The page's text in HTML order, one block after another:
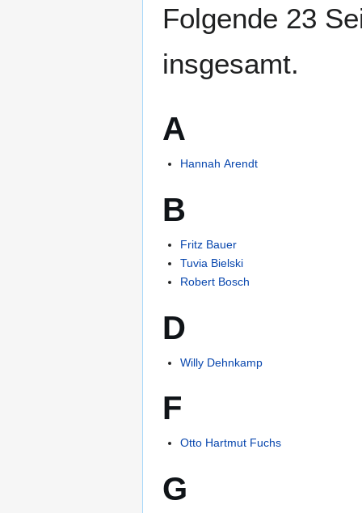
Folgende 23
insgesamt.
A
Hannah Arendt
B
Fritz Bauer
Tuvia Bielski
Robert Bosch
D
Willy Dehnkamp
F
Otto Hartmut Fuchs
G